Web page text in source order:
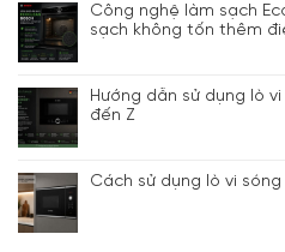
Công nghệ làm sạch
sạch không tốn thêm
Hướng dẫn sử dụng lò vi
đến Z
Cách sử dụng lò vi sóng